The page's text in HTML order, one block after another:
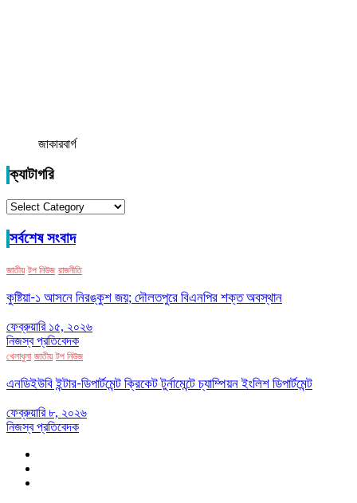
জাকারবার্গ
ক্যাটাগরি
ক্যাটাগরি
সর্বশেষ সংবাদ
জাতীয় টপ নিউজ রাজনীতি
কুষ্টিয়া-১ আসনে নিরঙ্কুশ জয়; দৌলতপুরে বিএনপির শক্ত অবস্থান
ফেব্রুয়ারি ১৫, ২০২৬
নিজস্ব প্রতিবেদক
খেলাধুলা জাতীয় টপ নিউজ
এনডিইউবি ইন্টার-ডিপার্টমেন্ট ক্রিকেট টুর্নামেন্টে চ্যাম্পিয়ন ইংলিশ ডিপার্টমেন্ট
ফেব্রুয়ারি ৮, ২০২৬
নিজস্ব প্রতিবেদক